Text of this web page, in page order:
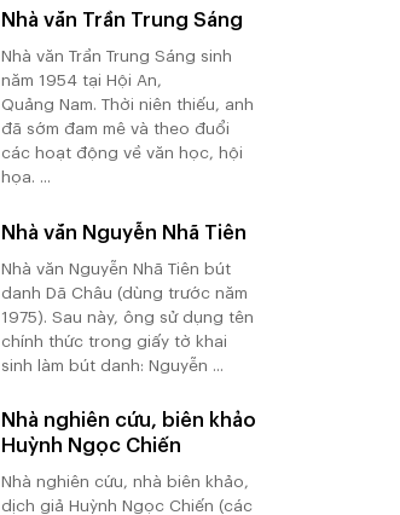
Nhà văn Trần Trung Sáng
Nhà văn Trần Trung Sáng sinh
năm 1954 tại Hội An,
Quảng Nam. Thời niên thiếu, anh
đã sớm đam mê và theo đuổi
các hoạt động về văn học, hội
họa. ...
Nhà văn Nguyễn Nhã Tiên
Nhà văn Nguyễn Nhã Tiên bút
danh Dã Châu (dùng trước năm
1975). Sau này, ông sử dụng tên
chính thức trong giấy tờ khai
sinh làm bút danh: Nguyễn ...
Nhà nghiên cứu, biên khảo
Huỳnh Ngọc Chiến
Nhà nghiên cứu, nhà biên khảo,
dịch giả Huỳnh Ngọc Chiến (các